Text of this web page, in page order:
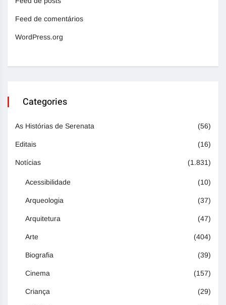
Feed de comentários
WordPress.org
Categories
As Histórias de Serenata (56)
Editais (16)
Notícias (1.831)
Acessibilidade (10)
Arqueologia (37)
Arquitetura (47)
Arte (404)
Biografia (39)
Cinema (157)
Criança (29)